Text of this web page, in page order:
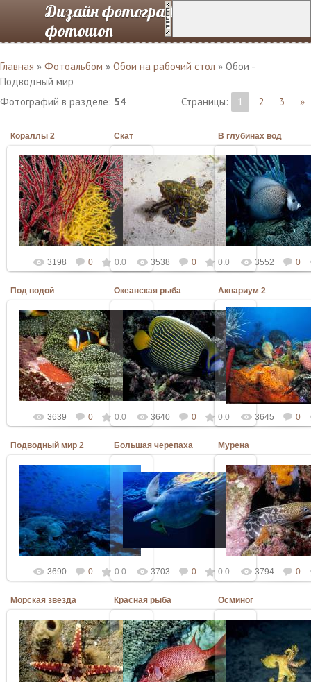
Дизайн фотографий в
фотошоп
Главная » Фотоальбом » Обои на рабочий стол » Обои -
Подводный мир
Фотографий в разделе: 54 Страницы: 1 2 3 »
Кораллы 2
06.03.2010
Admin
3198 0 0.0
Скат
06.03.2010
Admin
3538 0 0.0
В глубинах вод
06.03.2010
Admin
3552 0
Под водой
06.03.2010
Admin
3639 0 0.0
Океанская рыба
06.03.2010
Admin
3640 0 0.0
Аквариум 2
06.03.2010
Admin
3645 0
Подводный мир 2
06.03.2010
Admin
3690 0 0.0
Большая черепаха
06.03.2010
Admin
3703 0 0.0
Мурена
06.03.2010
Admin
3794 0
Морская звезда
06.03.2010
Admin
Красная рыба
06.03.2010
Admin
Осминог
06.03.2010
Admin